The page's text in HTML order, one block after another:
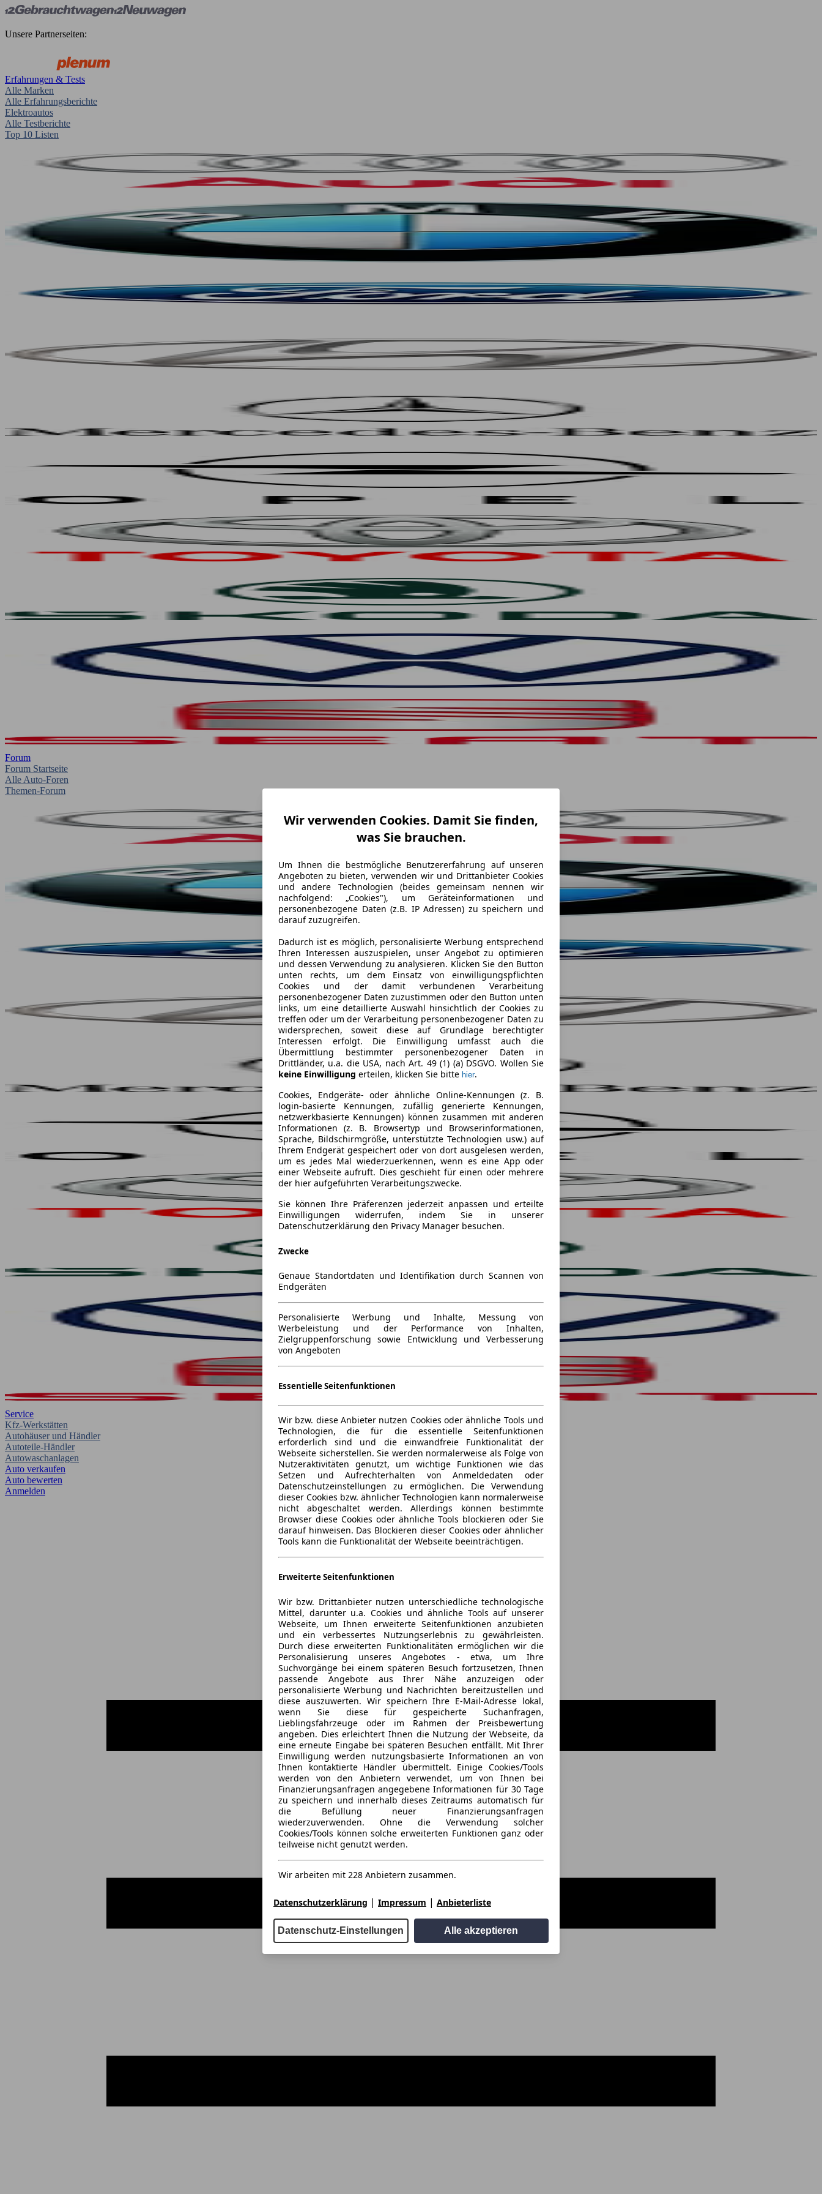
Unsere Partnerseiten:
Erfahrungen & Tests
Alle Marken
Alle Erfahrungsberichte
Elektroautos
Alle Testberichte
Top 10 Listen
Forum
Forum Startseite
Alle Auto-Foren
Themen-Forum
Service
Kfz-Werkstätten
Autohäuser und Händler
Autoteile-Händler
Autowaschanlagen
Auto verkaufen
Auto bewerten
Anmelden
Wir verwenden Cookies. Damit Sie finden,
was Sie brauchen.
Um Ihnen die bestmögliche Benutzererfahrung auf unseren
Angeboten zu bieten, verwenden wir und Drittanbieter Cookies
und andere Technologien (beides gemeinsam nennen wir
nachfolgend: „Cookies"), um Geräteinformationen und
personenbezogene Daten (z.B. IP Adressen) zu speichern und
darauf zuzugreifen.
Dadurch ist es möglich, personalisierte Werbung entsprechend
Ihren Interessen auszuspielen, unser Angebot zu optimieren
und dessen Verwendung zu analysieren. Klicken Sie den Button
unten rechts, um dem Einsatz von einwilligungspflichten
Cookies und der damit verbundenen Verarbeitung
personenbezogener Daten zuzustimmen oder den Button unten
links, um eine detaillierte Auswahl hinsichtlich der Cookies zu
treffen oder um der Verarbeitung personenbezogener Daten zu
widersprechen, soweit diese auf Grundlage berechtigter
Interessen erfolgt. Die Einwilligung umfasst auch die
Übermittlung bestimmter personenbezogener Daten in
Drittländer, u.a. die USA, nach Art. 49 (1) (a) DSGVO. Wollen Sie
keine Einwilligung erteilen, klicken Sie bitte hier.
Cookies, Endgeräte- oder ähnliche Online-Kennungen (z. B.
login-basierte Kennungen, zufällig generierte Kennungen,
netzwerkbasierte Kennungen) können zusammen mit anderen
Informationen (z. B. Browsertyp und Browserinformationen,
Sprache, Bildschirmgröße, unterstützte Technologien usw.) auf
Ihrem Endgerät gespeichert oder von dort ausgelesen werden,
um es jedes Mal wiederzuerkennen, wenn es eine App oder
einer Webseite aufruft. Dies geschieht für einen oder mehrere
der hier aufgeführten Verarbeitungszwecke.
Sie können Ihre Präferenzen jederzeit anpassen und erteilte
Einwilligungen widerrufen, indem Sie in unserer
Datenschutzerklärung den Privacy Manager besuchen.
Zwecke
Genaue Standortdaten und Identifikation durch Scannen von
Endgeräten
Personalisierte Werbung und Inhalte, Messung von
Werbeleistung und der Performance von Inhalten,
Zielgruppenforschung sowie Entwicklung und Verbesserung
von Angeboten
Essentielle Seitenfunktionen
Wir bzw. diese Anbieter nutzen Cookies oder ähnliche Tools und
Technologien, die für die essentielle Seitenfunktionen
erforderlich sind und die einwandfreie Funktionalität der
Webseite sicherstellen. Sie werden normalerweise als Folge von
Nutzeraktivitäten genutzt, um wichtige Funktionen wie das
Setzen und Aufrechterhalten von Anmeldedaten oder
Datenschutzeinstellungen zu ermöglichen. Die Verwendung
dieser Cookies bzw. ähnlicher Technologien kann normalerweise
nicht abgeschaltet werden. Allerdings können bestimmte
Browser diese Cookies oder ähnliche Tools blockieren oder Sie
darauf hinweisen. Das Blockieren dieser Cookies oder ähnlicher
Tools kann die Funktionalität der Webseite beeinträchtigen.
Erweiterte Seitenfunktionen
Wir bzw. Drittanbieter nutzen unterschiedliche technologische
Mittel, darunter u.a. Cookies und ähnliche Tools auf unserer
Webseite, um Ihnen erweiterte Seitenfunktionen anzubieten
und ein verbessertes Nutzungserlebnis zu gewährleisten.
Durch diese erweiterten Funktionalitäten ermöglichen wir die
Personalisierung unseres Angebotes - etwa, um Ihre
Suchvorgänge bei einem späteren Besuch fortzusetzen, Ihnen
passende Angebote aus Ihrer Nähe anzuzeigen oder
personalisierte Werbung und Nachrichten bereitzustellen und
diese auszuwerten. Wir speichern Ihre E-Mail-Adresse lokal,
wenn Sie diese für gespeicherte Suchanfragen,
Lieblingsfahrzeuge oder im Rahmen der Preisbewertung
angeben. Dies erleichtert Ihnen die Nutzung der Webseite, da
eine erneute Eingabe bei späteren Besuchen entfällt. Mit Ihrer
Einwilligung werden nutzungsbasierte Informationen an von
Ihnen kontaktierte Händler übermittelt. Einige Cookies/Tools
werden von den Anbietern verwendet, um von Ihnen bei
Finanzierungsanfragen angegebene Informationen für 30 Tage
zu speichern und innerhalb dieses Zeitraums automatisch für
die Befüllung neuer Finanzierungsanfragen
wiederzuverwenden. Ohne die Verwendung solcher
Cookies/Tools können solche erweiterten Funktionen ganz oder
teilweise nicht genutzt werden.
Wir arbeiten mit 228 Anbietern zusammen.
Datenschutzerklärung | Impressum | Anbieterliste
Datenschutz-Einstellungen Alle akzeptieren